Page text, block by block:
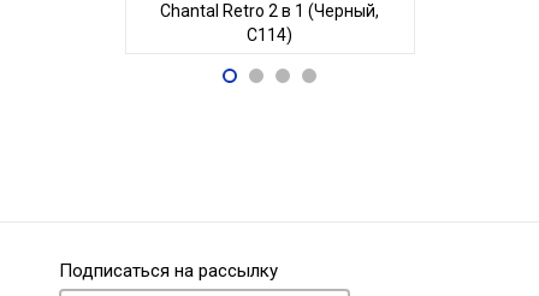
Chantal Retro 2 в 1 (Черный,
C114)
68 700 Р
Подписаться на рассылку